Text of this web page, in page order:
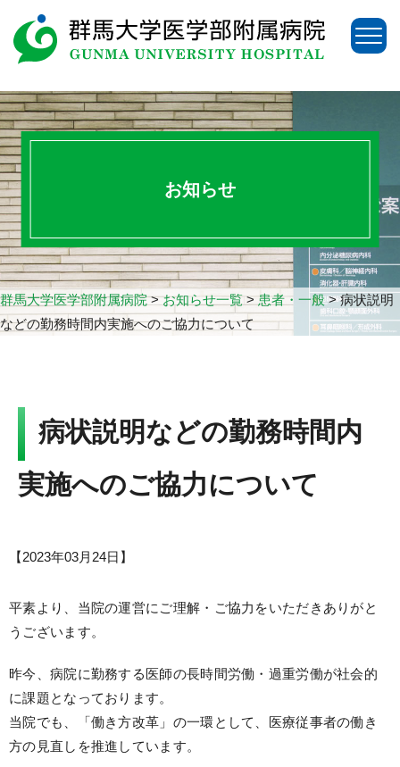
Language
文字サイズ
▼
お知らせ
群馬大学医学部附属病院>お知らせ一覧>患者・一般>病状説明
などの勤務時間内実施へのご協力について
病状説明などの勤務時間内
実施へのご協力について
【2023年03月24日 】
平素より、当院の運営にご理解・ご協力をいただきありがと
うございます。
昨今、病院に勤務する医師の長時間労働・過重労働が社会的
に課題となっております。
当院でも、「働き方改革」の一環として、医療従事者の働き
方の見直しを推進しています。